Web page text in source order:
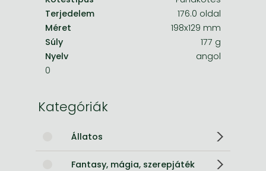
Terjedelem
176.0 oldal
Méret
198x129 mm
Súly
177 g
Nyelv
angol
0
Kategóriák
Állatos
Fantasy, mágia, szerepjáték